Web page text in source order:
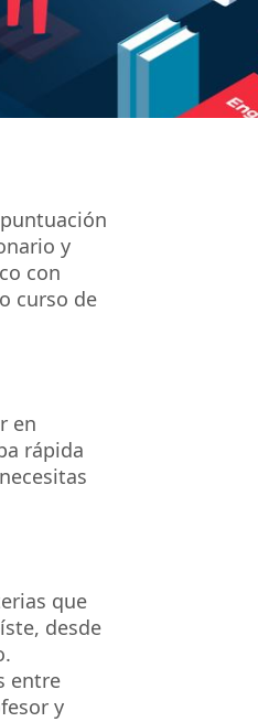
y
con
curso de
en
rápida
que
desde
entre
y